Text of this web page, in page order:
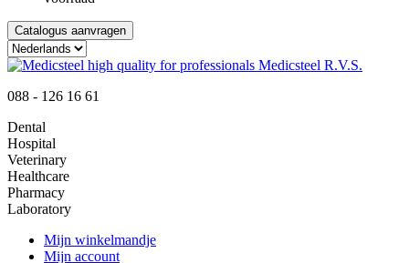
Catalogus aanvragen
088 - 126 16 61
Dental
Hospital
Veterinary
Healthcare
Pharmacy
Laboratory
Mijn winkelmandje
Mijn account